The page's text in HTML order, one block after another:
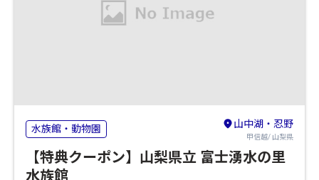
水族館・動物園 山中湖・忍野
甲信越/ 山梨県
【特典クーポン】山梨県立 富士湧水の里
水族館